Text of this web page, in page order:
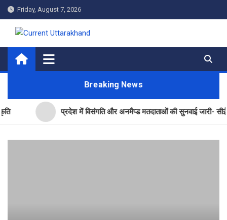
Skip
to
content
Friday, August 7, 2026
Current Uttarakhand
Breaking News
प्रदेश में विसंगति और अनमैप्ड मतदाताओं की सुनवाई जारी- सीईओ